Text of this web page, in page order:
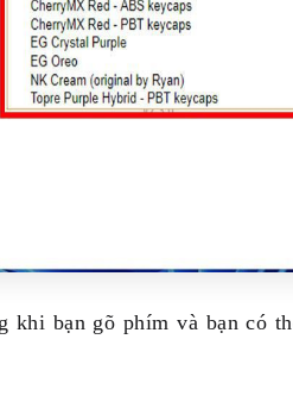
bạn gõ phím và bạn có